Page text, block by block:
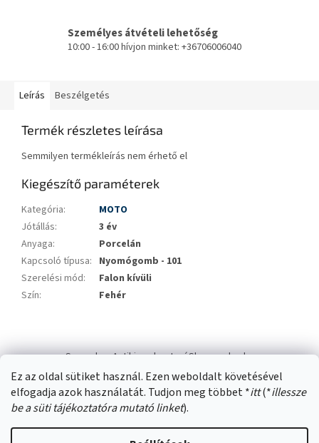
Ez az oldal sütiket használ. Ezen weboldalt követésével
elfogadja azok használatát. Tudjon meg többet *itt(*illessze
be a süti tájékoztatóra mutató linket).
Személyes átvételi lehetőség
10:00 - 16:00 hívjon minket: +36706006040
Leírás Beszélgetés
Termék részletes leírása
Semmilyen termékleírás nem érhető el
Kiegészítő paraméterek
Kategória:
MOTO
Jótállás:
3 év
Anyaga:
Porcelán
Kapcsoló típusa: Nyomógomb - 101
Szerelési mód:
Falon kívüli
Szín: Fehér
á
Swana.hu Antikizzo.hu IzzóShop solyo.hu